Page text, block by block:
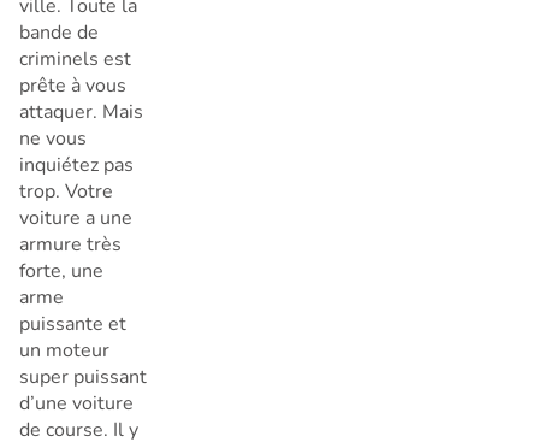
ville. Toute la
bande de
criminels est
prête à vous
attaquer. Mais
ne vous
inquiétez pas
trop. Votre
voiture a une
armure très
forte, une
arme
puissante et
un moteur
super puissant
d’une voiture
de course. Il y